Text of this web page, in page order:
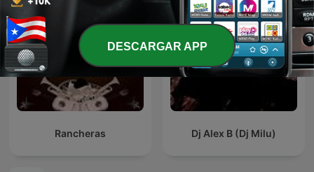
Rancheras Dj Alex B (Dj Milu)
DESCARGAR APP